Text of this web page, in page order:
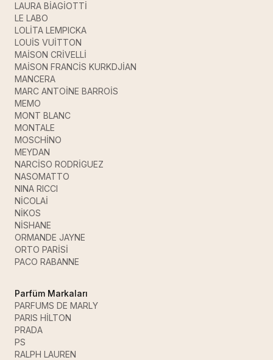
LAURA BİAGİOTTİ
LE LABO
LOLİTA LEMPICKA
LOUİS VUİTTON
MAİSON CRİVELLİ
MAİSON FRANCİS KURKDJİAN
MANCERA
MARC ANTOİNE BARROİS
MEMO
MONT BLANC
MONTALE
MOSCHİNO
MEYDAN
NARCİSO RODRİGUEZ
NASOMATTO
NINA RICCI
NİCOLAİ
NİKOS
NİSHANE
ORMANDE JAYNE
ORTO PARİSİ
PACO RABANNE
Parfüm Markaları
PARFUMS DE MARLY
PARIS HİLTON
PRADA
PS
RALPH LAUREN